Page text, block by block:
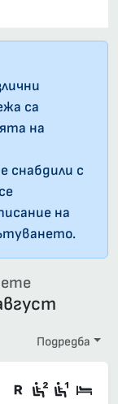
са
на
снабдили с
на
Подредба
Влак със
Седящи